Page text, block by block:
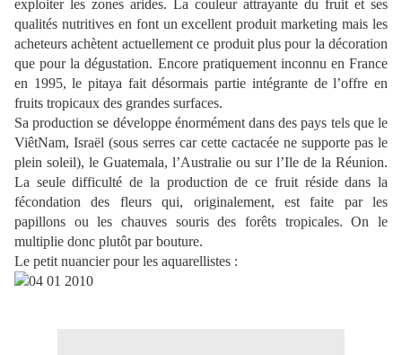
exploiter les zones arides. La couleur attrayante du fruit et ses
qualités nutritives en font un excellent produit marketing mais les
acheteurs achètent actuellement ce produit plus pour la décoration
que pour la dégustation. Encore pratiquement inconnu en France
en 1995, le pitaya fait désormais partie intégrante de l’offre en
fruits tropicaux des grandes surfaces.
Sa production se développe énormément dans des pays tels que le
ViêtNam, Israël (sous serres car cette cactacée ne supporte pas le
plein soleil), le Guatemala, l’Australie ou sur l’Ile de la Réunion.
La seule difficulté de la production de ce fruit réside dans la
fécondation des fleurs qui, originalement, est faite par les
papillons ou les chauves souris des forêts tropicales. On le
multiplie donc plutôt par bouture.
Le petit nuancier pour les aquarellistes :